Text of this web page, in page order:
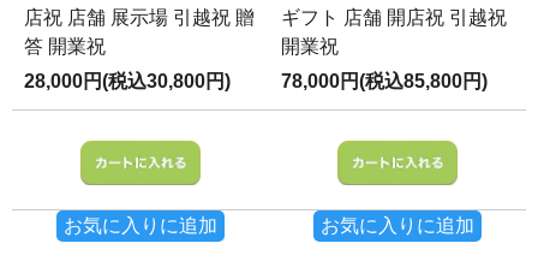
店祝 店舗 展示場 引越祝 贈
答 開業祝
28,000円(税込30,800円)
お気に入りに追加
ギフト 店舗 開店祝 引越祝
開業祝
78,000円(税込85,800円)
お気に入りに追加